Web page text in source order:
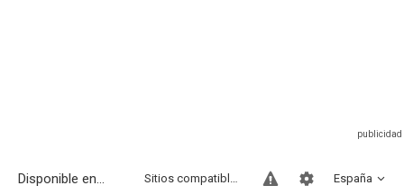
Disponible en... España
Sitios compatibles